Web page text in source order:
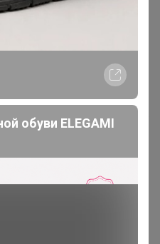
когда будут в
обуви ELEGAMI